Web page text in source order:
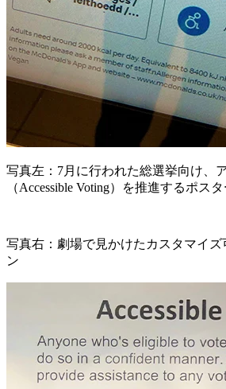
写真左：7月に行われた総選挙向け、
（Accessible Voting）を推進するポスタ
写真右：劇場で見かけたカスタマイ
ン